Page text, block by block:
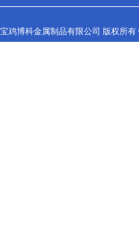
宝鸡博科金属制品有限公司 版权所有